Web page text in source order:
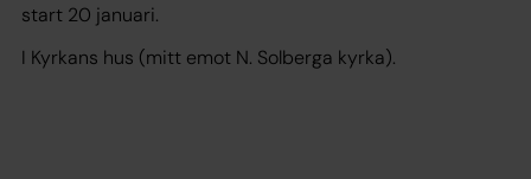
start 20 januari.
I Kyrkans hus (mitt emot N. Solberga kyrka).